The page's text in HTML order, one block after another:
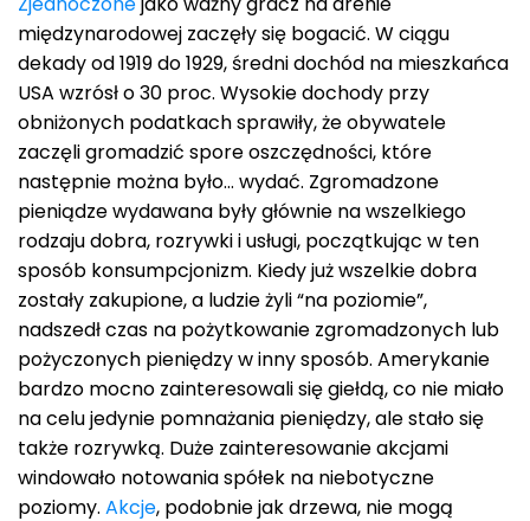
międzynarodowej zaczęły się bogacić. W ciągu
dekady od 1919 do 1929, średni dochód na mieszkańca
USA wzrósł o 30 proc. Wysokie dochody przy
obniżonych podatkach sprawiły, że obywatele
zaczęli gromadzić spore oszczędności, które
następnie można było… wydać. Zgromadzone
pieniądze wydawana były głównie na wszelkiego
rodzaju dobra, rozrywki i usługi, początkując w ten
sposób konsumpcjonizm. Kiedy już wszelkie dobra
zostały zakupione, a ludzie żyli “na poziomie”,
nadszedł czas na pożytkowanie zgromadzonych lub
pożyczonych pieniędzy w inny sposób. Amerykanie
bardzo mocno zainteresowali się giełdą, co nie miało
na celu jedynie pomnażania pieniędzy, ale stało się
także rozrywką. Duże zainteresowanie akcjami
windowało notowania spółek na niebotyczne
poziomy. Akcje, podobnie jak drzewa, nie mogą